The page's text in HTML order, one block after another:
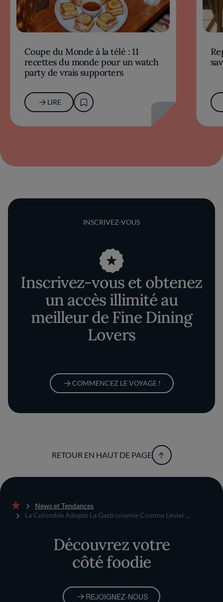
Coupe du Monde à la télé : 11
recettes du monde pour un watch
party de vrais supporters
LIRE
INSCRIVEZ-VOUS
Inscrivez-vous et obtenez
un accès illimité au
meilleur de Fine Dining
Lovers
COMMENCEZ LE VOYAGE !
RETOUR EN HAUT DE PAGE
Accueil
News et Tendances
La Colombie Adopte La Gastronomie Comme Levier ...
Découvrez votre
côté foodie
REJOIGNEZ-NOUS